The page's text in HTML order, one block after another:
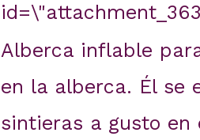
Alberca inflable
en la alberca. Él se
sintieras a gusto en